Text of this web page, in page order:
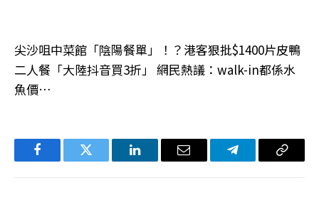
尖沙咀中菜館「陰陽餐單」！？港客狠批$1400片皮鴨
二人餐「大陸抖音買3折」 網民熱議：walk-in都係水
魚價…
FacebookTwitter LinkedIn电
Telegram复